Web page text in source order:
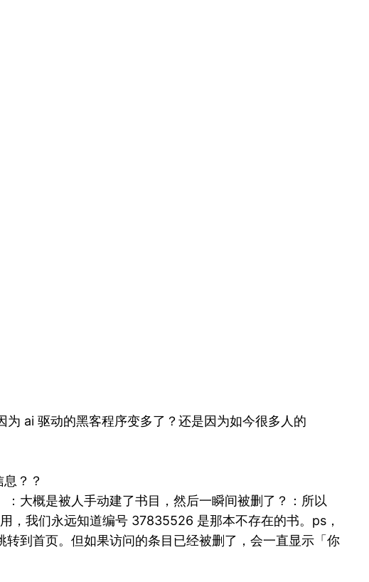
ai 驱动的黑客程序变多了？还是因为如今很多人的
？？
概是被人手动建了书目，然后一瞬间被删了？：所以
，我们永远知道编号 37835526 是那本不存在的书。ps，
到首页。但如果访问的条目已经被删了，会一直显示「你